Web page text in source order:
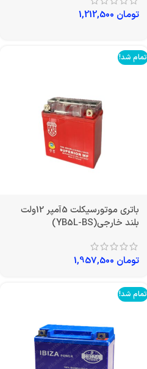
تومان
تمام شد!
باتری موتورسیکلت 5آمپر 12ولت
بلند خارجی(YB5L-BS)
تومان
تمام شد!